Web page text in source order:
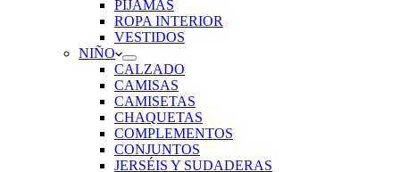
PIJAMAS
ROPA INTERIOR
VESTIDOS
NIÑO
CALZADO
CAMISAS
CAMISETAS
CHAQUETAS
COMPLEMENTOS
CONJUNTOS
JERSÉIS Y SUDADERAS